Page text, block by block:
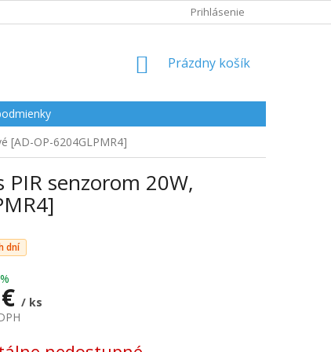
Prihlásenie
NÁKUPNÝ
Prázdny košík
[AD-OP-6204GLPMR4]
PIR senzorom 20W,
dní
/ ks